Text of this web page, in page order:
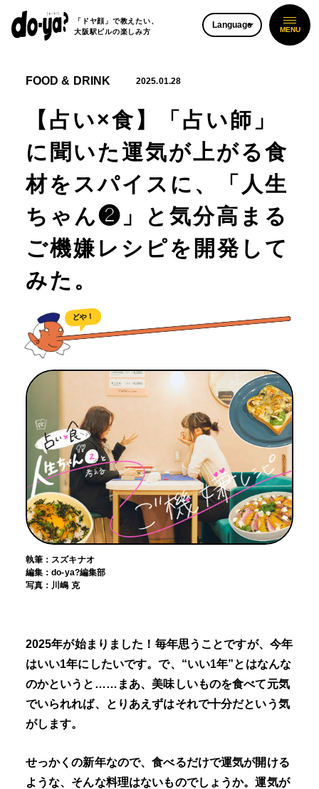
「ドヤ顔」で教えたい、
大阪駅ビルの楽しみ方
Language
FOOD & DRINK 2025.01.28
【占い×食】「占い師」
に聞いた運気が上がる食
材をスパイスに、「人生
ちゃん❷」と気分高まる
ご機嫌レシピを開発して
みた。
どや！
執筆：スズキナオ
編集：do-ya?編集部
写真：川嶋 克
2025年が始まりました！毎年思うことですが、今年
はいい1年にしたいです。で、“いい1年”とはなんな
のかというと……まあ、美味しいものを食べて元気
でいられれば、とりあえずはそれで十分だという気
がします。
せっかくの新年なので、食べるだけで運気が開ける
ような、そんな料理はないものでしょうか。運気が